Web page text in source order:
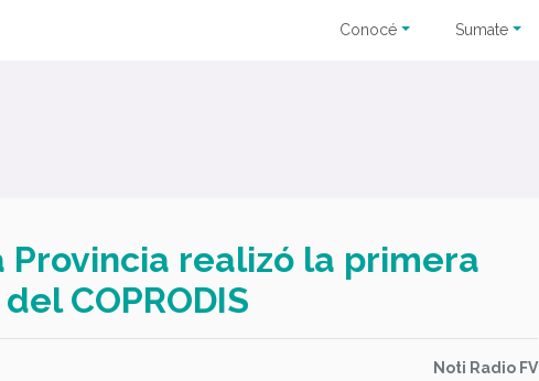
Conocé Sumate
Provincia realizó la primera
COPRODIS
Noti Radio FV